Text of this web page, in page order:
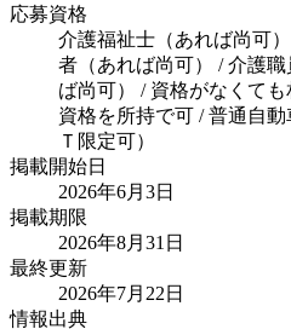
応募資格
介護福祉士（あれば尚可
者（あれば尚可） / 介護
ば尚可） / 資格がなくて
資格を所持で可 / 普通自
Ｔ限定可）
掲載開始日
2026年6月3日
掲載期限
2026年8月31日
最終更新
2026年7月22日
情報出典